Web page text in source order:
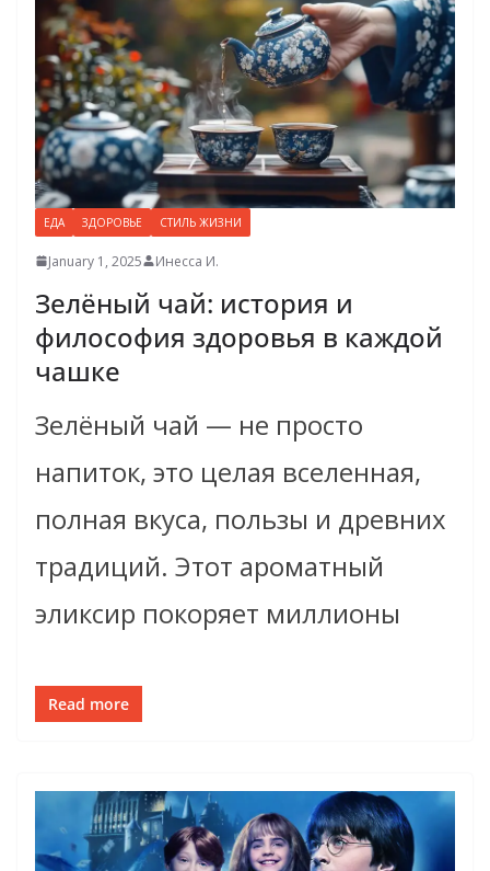
ЕДА ЗДОРОВЬЕ СТИЛЬ ЖИЗНИ
January 1, 2025 Инесса И.
Зелёный чай: история и
философия здоровья в каждой
чашке
Зелёный чай — не просто
напиток, это целая вселенная,
полная вкуса, пользы и древних
традиций. Этот ароматный
эликсир покоряет миллионы
Read more